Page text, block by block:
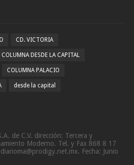
CD. VICTORIA
COLUMNA DESDE LA CAPITAL
COLUMNA PALACIO
desde la capital
de C.V. dirección: Tercera y
Moderno. Tel. y Fax 868 8 17
Fecha: Junio